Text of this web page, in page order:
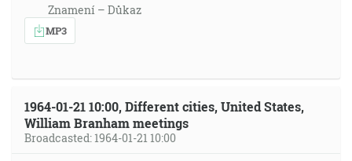
Znamení – Důkaz
MP3
1964-01-21 10:00, Different cities, United States,
William Branham meetings
Broadcasted: 1964-01-21 10:00